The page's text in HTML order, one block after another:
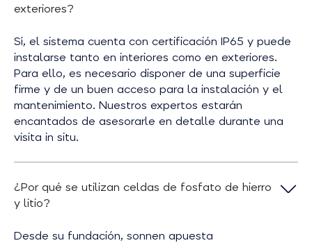
exteriores?
Sí, el sistema cuenta con certificación IP65 y puede
instalarse tanto en interiores como en exteriores.
Para ello, es necesario disponer de una superficie
firme y de un buen acceso para la instalación y el
mantenimiento. Nuestros expertos estarán
encantados de asesorarle en detalle durante una
visita in situ.
¿Por qué se utilizan celdas de fosfato de hierro
y litio?
Desde su fundación, sonnen apuesta